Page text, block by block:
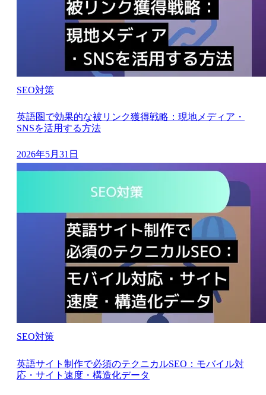
SEO対策
英語圏で効果的な被リンク獲得戦略：現地メディア・
SNSを活用する方法
2026年5月31日
SEO対策
英語サイト制作で必須のテクニカルSEO：モバイル対
応・サイト速度・構造化データ